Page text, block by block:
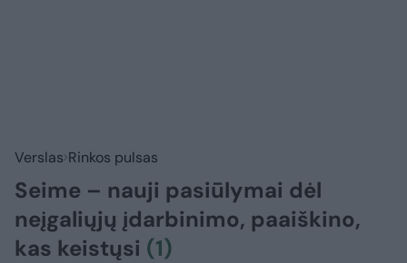
Verslas Rinkos pulsas
Seime – nauji pasiūlymai dėl
neįgaliųjų įdarbinimo, paaiškino,
kas keistųsi (1)